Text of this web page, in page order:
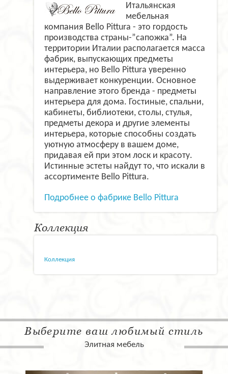
Итальянская
мебельная
компания Bello Pittura - это гордость
производства страны-”сапожка”. На
территории Италии располагается масса
фабрик, выпускающих предметы
интерьера, но Bello Pittura уверенно
выдерживает конкуренции. Основное
направление этого бренда - предметы
интерьера для дома. Гостиные, спальни,
кабинеты, библиотеки, столы, стулья,
предметы декора и другие элементы
интерьера, которые способны создать
уютную атмосферу в вашем доме,
придавая ей при этом лоск и красоту.
Истинные эстеты найдут то, что искали в
ассортименте Bello Pittura.
Подробнее о фабрике Bello Pittura
Коллекция
Коллекция
Выберите ваш любимый стиль
Элитная мебель